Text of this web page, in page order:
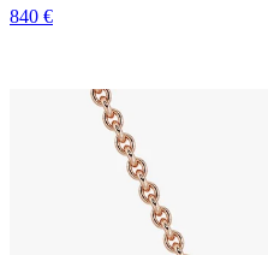
840 €